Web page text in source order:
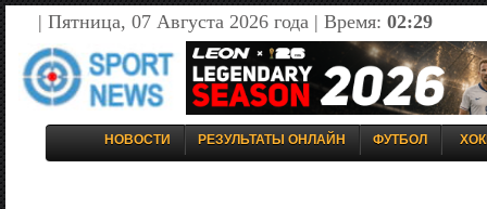
| Пятница, 07 Августа 2026 года | Время: 02:29
НОВОСТИ РЕЗУЛЬТАТЫ ОНЛАЙН ФУТБОЛ